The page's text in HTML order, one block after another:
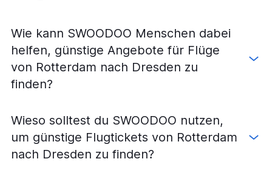
Flüge von Eindhoven nach München
Flüge von Maastricht nach Berlin
Flüge von Maastricht nach München
Flüge von Rotterdam nach Stuttgart
Wie kann SWOODOO Menschen dabei
helfen, günstige Angebote für Flüge
von Rotterdam nach Dresden zu
finden?
Wieso solltest du SWOODOO nutzen,
um günstige Flugtickets von Rotterdam
nach Dresden zu finden?